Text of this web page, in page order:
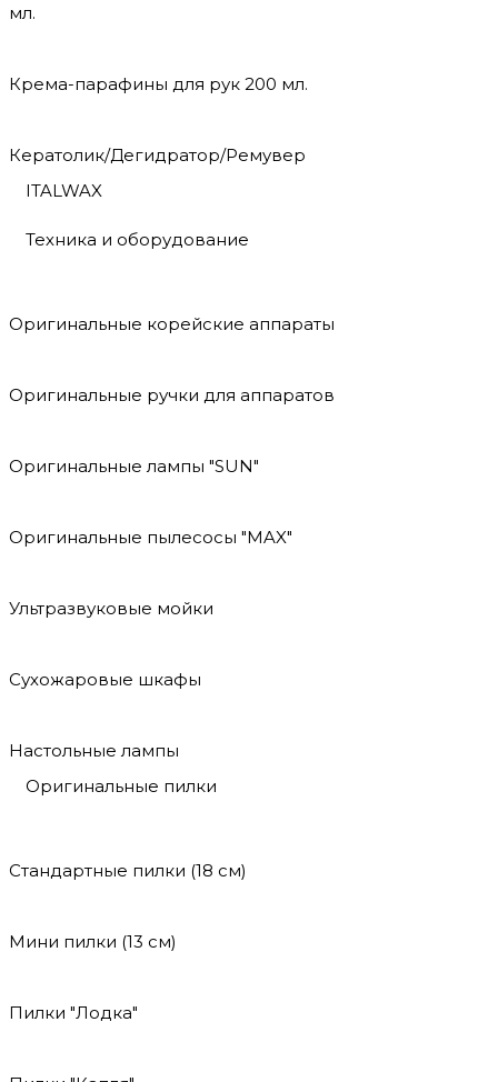
мл.
Крема-парафины для рук 200 мл.
Кератолик/Дегидратор/Ремувер
ITALWAX
Техника и оборудование
Оригинальные корейские аппараты
Оригинальные ручки для аппаратов
Оригинальные лампы "SUN"
Оригинальные пылесосы "MAX"
Ультразвуковые мойки
Сухожаровые шкафы
Настольные лампы
Оригинальные пилки
Стандартные пилки (18 см)
Мини пилки (13 см)
Пилки "Лодка"